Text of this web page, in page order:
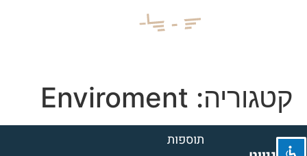
title סמן כותרות
settings צבע רקע
קטגוריה: Enviroment
תוספות